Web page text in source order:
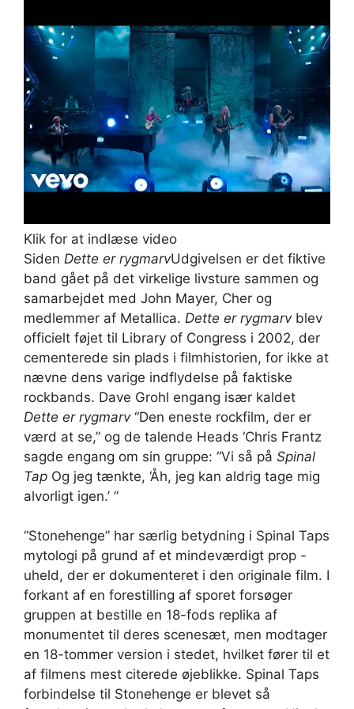
Klik for at indlæse video
Siden Dette er rygmarvUdgivelsen er det fiktive
band gået på det virkelige livsture sammen og
samarbejdet med John Mayer, Cher og
medlemmer af Metallica. Dette er rygmarvblev
officielt føjet til Library of Congress i 2002, der
cementerede sin plads i filmhistorien, for ikke at
nævne dens varige indflydelse på faktiske
rockbands. Dave Grohl engang især kaldet
Dette er rygmarv“Den eneste rockfilm, der er
værd at se,” og de talende Heads ‘Chris Frantz
sagde engang om sin gruppe: “Vi så på Spinal
Tap Og jeg tænkte, ‘Åh, jeg kan aldrig tage mig
alvorligt igen.’ ”
“Stonehenge” har særlig betydning i Spinal Taps
mytologi på grund af et mindeværdigt prop -
uheld, der er dokumenteret i den originale film. I
forkant af en forestilling af sporet forsøger
gruppen at bestille en 18-fods replika af
monumentet til deres scenesæt, men modtager
en 18-tommer version i stedet, hvilket fører til et
af filmens mest citerede øjeblikke. Spinal Taps
forbindelse til Stonehenge er blevet så